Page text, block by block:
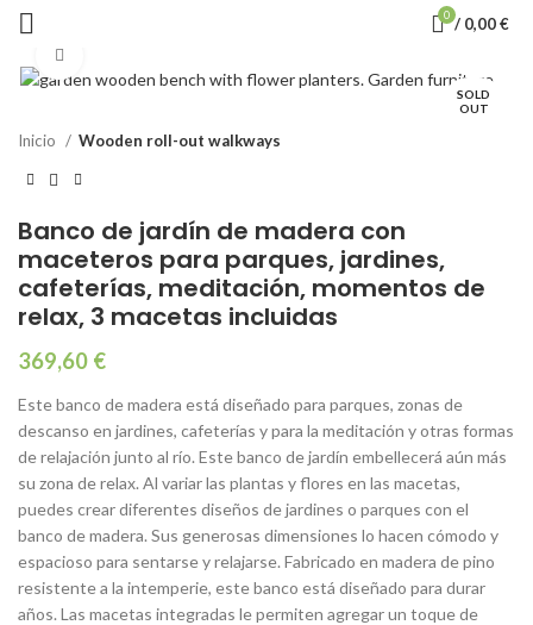
0 / 0,00€
SOLD
OUT
Inicio Wooden roll-out walkways
Banco de jardín de madera con
maceteros para parques, jardines,
cafeterías, meditación, momentos de
relax, 3 macetas incluidas
369,60 €
Este banco de madera está diseñado para parques, zonas de
descanso en jardines, cafeterías y para la meditación y otras formas
de relajación junto al río. Este banco de jardín embellecerá aún más
su zona de relax. Al variar las plantas y flores en las macetas,
puedes crear diferentes diseños de jardines o parques con el
banco de madera. Sus generosas dimensiones lo hacen cómodo y
espacioso para sentarse y relajarse. Fabricado en madera de pino
resistente a la intemperie, este banco está diseñado para durar
años. Las macetas integradas le permiten agregar un toque de